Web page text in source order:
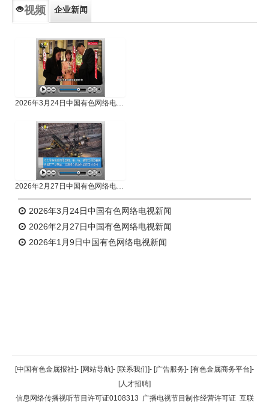
视频 企业新闻
2026年3月24日中国有色网络电视新闻
2026年2月27日中国有色网络电视新闻
2026年3月24日中国有色网络电视新闻
2026年2月27日中国有色网络电视新闻
2026年1月9日中国有色网络电视新闻
返回顶部
返回首页
[中国有色金属报社]- [网站导航]- [联系我们]- [广告服务]- [有色金属商务平台]-
[人才招聘]
信息网络传播视听节目许可证0108313 广播电视节目制作经营许可证 互联